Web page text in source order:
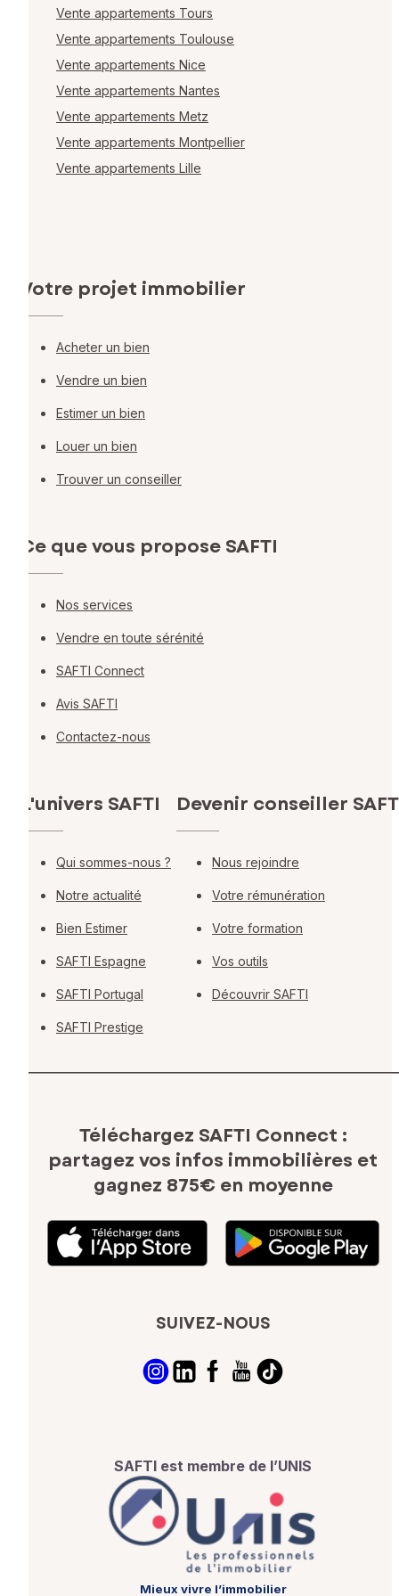
Vente appartements Tours
Vente appartements Toulouse
Vente appartements Nice
Vente appartements Nantes
Vente appartements Metz
Vente appartements Montpellier
Vente appartements Lille
Votre projet immobilier
Acheter un bien
Vendre un bien
Estimer un bien
Louer un bien
Trouver un conseiller
Ce que vous propose SAFTI
Nos services
Vendre en toute sérénité
SAFTI Connect
Avis SAFTI
Contactez-nous
L'univers SAFTI
Qui sommes-nous ?
Notre actualité
Bien Estimer
SAFTI Espagne
SAFTI Portugal
SAFTI Prestige
Devenir conseiller
Nous rejoindre
Votre rémunération
Votre formation
Vos outils
Découvrir SAFTI
Téléchargez SAFTI Connect :
partagez vos infos immobilières et
gagnez 875€ en moyenne
SUIVEZ-NOUS
SAFTI est membre de l’UNIS
Mieux vivre l’immobilier